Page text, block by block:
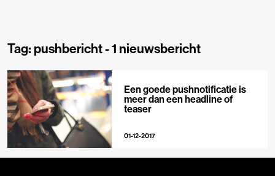
Tag: pushbericht -1 nieuwsbericht
Een goede pushnotificatie is
meer dan een headline of
teaser
01-12-2017